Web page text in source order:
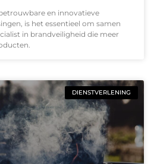
en innovatieve
is het essentieel om samen
in brandveiligheid die meer
DIENSTVERLENING